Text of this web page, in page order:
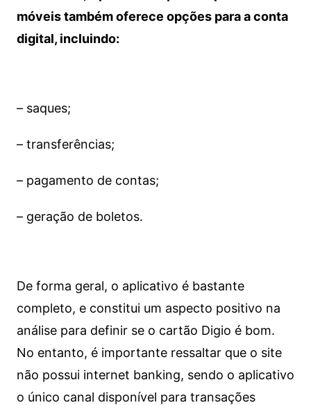
móveis também oferece opções para a conta
digital, incluindo:
– saques;
– transferências;
– pagamento de contas;
– geração de boletos.
De forma geral, o aplicativo é bastante
completo, e constitui um aspecto positivo na
análise para definir se o cartão Digio é bom.
No entanto, é importante ressaltar que o site
não possui internet banking, sendo o aplicativo
o único canal disponível para transações